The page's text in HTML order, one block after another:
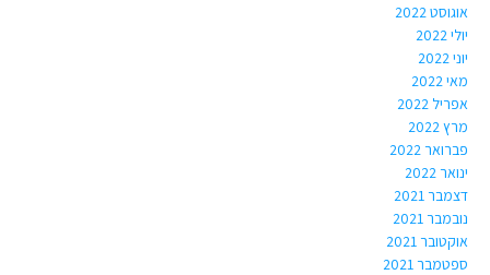
אוגוסט 2022
יולי 2022
יוני 2022
מאי 2022
אפריל 2022
מרץ 2022
פברואר 2022
ינואר 2022
דצמבר 2021
נובמבר 2021
אוקטובר 2021
ספטמבר 2021